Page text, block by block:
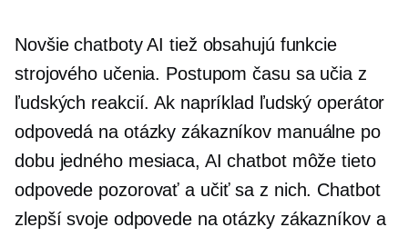
Novšie chatboty AI tiež obsahujú funkcie
strojového učenia. Postupom času sa učia z
ľudských reakcií. Ak napríklad ľudský operátor
odpovedá na otázky zákazníkov manuálne po
dobu jedného mesiaca, AI chatbot môže tieto
odpovede pozorovať a učiť sa z nich. Chatbot
zlepší svoje odpovede na otázky zákazníkov a